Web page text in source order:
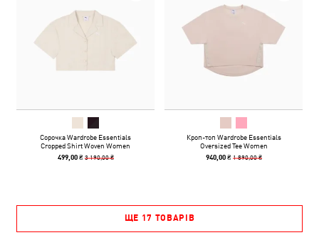
Сорочка Wardrobe Essentials
Cropped Shirt Woven Women
499,00 ₴ 3 190,00 ₴
Кроп-топ Wardrobe Essentials
Oversized Tee Women
940,00 ₴ 1 890,00 ₴
ЩЕ 17 ТОВАРІВ